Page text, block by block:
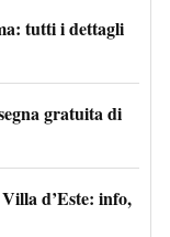
tutti i dettagli
gratuita di
d’Este: info,